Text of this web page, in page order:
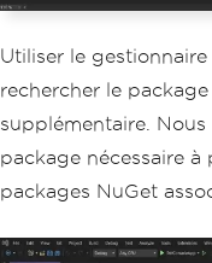
Utiliser le
rechercher le
supplémentaire.
package nécessaire
packages NuGet